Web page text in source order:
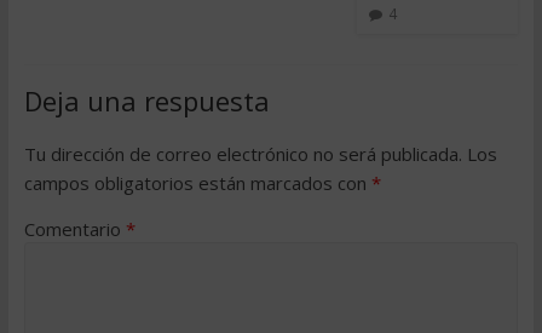
4
Deja una respuesta
Tu dirección de correo electrónico no será publicada. Los
campos obligatorios están marcados con *
Comentario *